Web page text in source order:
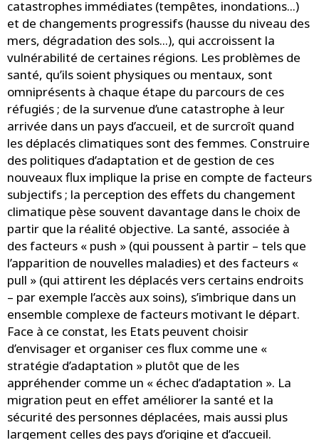
catastrophes immédiates (tempêtes, inondations...)
et de changements progressifs (hausse du niveau des
mers, dégradation des sols...), qui accroissent la
vulnérabilité de certaines régions. Les problèmes de
santé, qu’ils soient physiques ou mentaux, sont
omniprésents à chaque étape du parcours de ces
réfugiés ; de la survenue d’une catastrophe à leur
arrivée dans un pays d’accueil, et de surcroît quand
les déplacés climatiques sont des femmes. Construire
des politiques d’adaptation et de gestion de ces
nouveaux flux implique la prise en compte de facteurs
subjectifs ; la perception des effets du changement
climatique pèse souvent davantage dans le choix de
partir que la réalité objective. La santé, associée à
des facteurs « push » (qui poussent à partir – tels que
l’apparition de nouvelles maladies) et des facteurs «
pull » (qui attirent les déplacés vers certains endroits
– par exemple l’accès aux soins), s’imbrique dans un
ensemble complexe de facteurs motivant le départ.
Face à ce constat, les Etats peuvent choisir
d’envisager et organiser ces flux comme une «
stratégie d’adaptation » plutôt que de les
appréhender comme un « échec d’adaptation ». La
migration peut en effet améliorer la santé et la
sécurité des personnes déplacées, mais aussi plus
largement celles des pays d’origine et d’accueil.